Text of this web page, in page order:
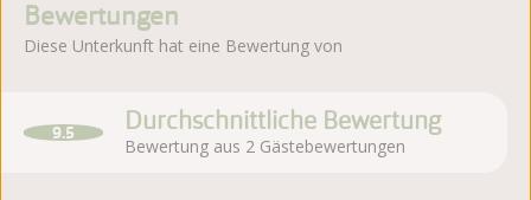
Bewertungen
Diese Unterkunft hat eine Bewertung von
9.5 Durchschnittliche Bewertung
Bewertung aus 2 Gästebewertungen